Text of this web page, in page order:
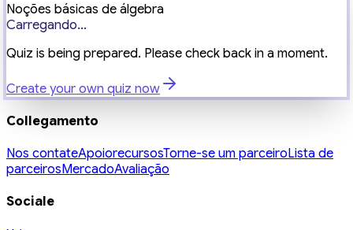
Noções básicas de álgebra
Carregando...
Quiz is being prepared. Please check back in a moment.
Create your own quiz now
Collegamento
Nos contateApoiorecursosTorne-se um parceiroLista de
parceirosMercadoAvaliação
Sociale